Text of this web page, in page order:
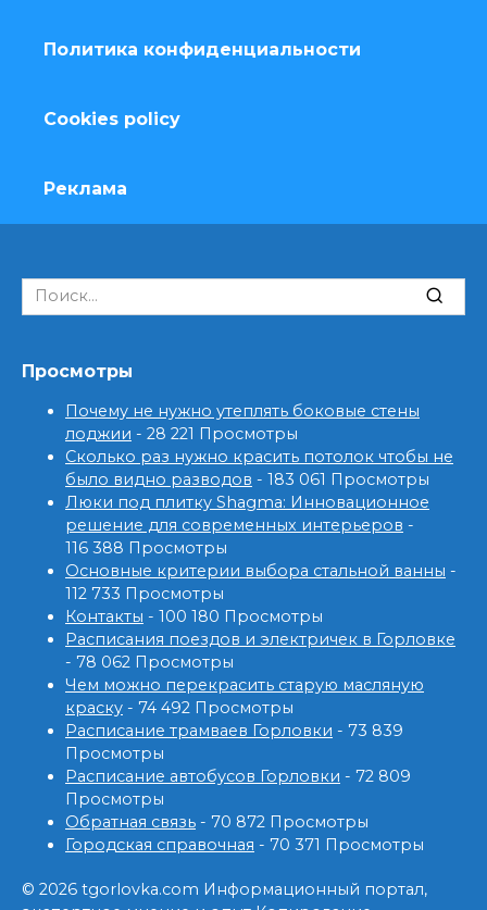
Политика конфиденциальности
Cookies policy
Реклама
Search
for:
Просмотры
Почему не нужно утеплять боковые стены
лоджии - 28 221 Просмотры
Сколько раз нужно красить потолок чтобы не
было видно разводов - 183 061 Просмотры
Люки под плитку Shagma: Инновационное
решение для современных интерьеров -
116 388 Просмотры
Основные критерии выбора стальной ванны -
112 733 Просмотры
Контакты - 100 180 Просмотры
Расписания поездов и электричек в Горловке
- 78 062 Просмотры
Чем можно перекрасить старую масляную
краску - 74 492 Просмотры
Расписание трамваев Горловки - 73 839
Просмотры
Расписание автобусов Горловки - 72 809
Просмотры
Обратная связь - 70 872 Просмотры
Городская справочная - 70 371 Просмотры
© 2026 tgorlovka.com Информационный портал,